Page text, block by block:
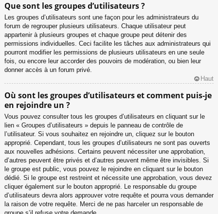
Que sont les groupes d’utilisateurs ?
Les groupes d’utilisateurs sont une façon pour les administrateurs du
forum de regrouper plusieurs utilisateurs. Chaque utilisateur peut
appartenir à plusieurs groupes et chaque groupe peut détenir des
permissions individuelles. Ceci facilite les tâches aux administrateurs qui
pourront modifier les permissions de plusieurs utilisateurs en une seule
fois, ou encore leur accorder des pouvoirs de modération, ou bien leur
donner accès à un forum privé.
Haut
Où sont les groupes d’utilisateurs et comment puis-je
en rejoindre un ?
Vous pouvez consulter tous les groupes d’utilisateurs en cliquant sur le
lien « Groupes d’utilisateurs » depuis le panneau de contrôle de
l’utilisateur. Si vous souhaitez en rejoindre un, cliquez sur le bouton
approprié. Cependant, tous les groupes d’utilisateurs ne sont pas ouverts
aux nouvelles adhésions. Certains peuvent nécessiter une approbation,
d’autres peuvent être privés et d’autres peuvent même être invisibles. Si
le groupe est public, vous pouvez le rejoindre en cliquant sur le bouton
dédié. Si le groupe est restreint et nécessite une approbation, vous devez
cliquer également sur le bouton approprié. Le responsable du groupe
d’utilisateurs devra alors approuver votre requête et pourra vous demander
la raison de votre requête. Merci de ne pas harceler un responsable de